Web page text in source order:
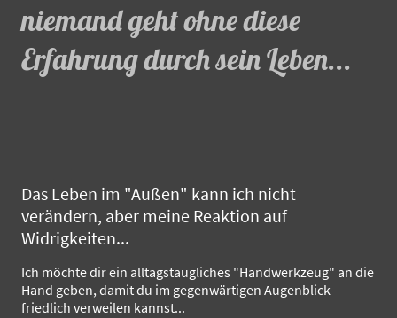
niemand geht ohne diese
Erfahrung durch sein Leben...
Das Leben im "Außen" kann ich nicht
verändern, aber meine Reaktion auf
Widrigkeiten...
Ich möchte dir ein alltagstaugliches "Handwerkzeug" an die
Hand geben, damit du im gegenwärtigen Augenblick
friedlich verweilen kannst...